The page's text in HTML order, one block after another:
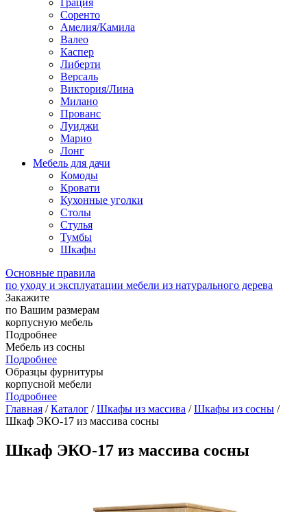
Грация
Соренто
Амелия/Камила
Валео
Каспер
Либерти
Версаль
Виктория/Лина
Милано
Прованс
Луиджи
Марио
Лонг
Мебель для дачи
Комоды
Кровати
Кухонные уголки
Столы
Стулья
Тумбы
Шкафы
Основные правила
по уходу и эксплуатации мебели из натурального дерева
Закажите
по Вашим размерам
корпусную мебель
Подробнее
Мебель из сосны
Подробнее
Образцы фурнитуры
корпусной мебели
Подробнее
Главная /Каталог /Шкафы из массива /Шкафы из сосны /
Шкаф ЭКО-17 из массива сосны
Шкаф ЭКО-17 из массива сосны